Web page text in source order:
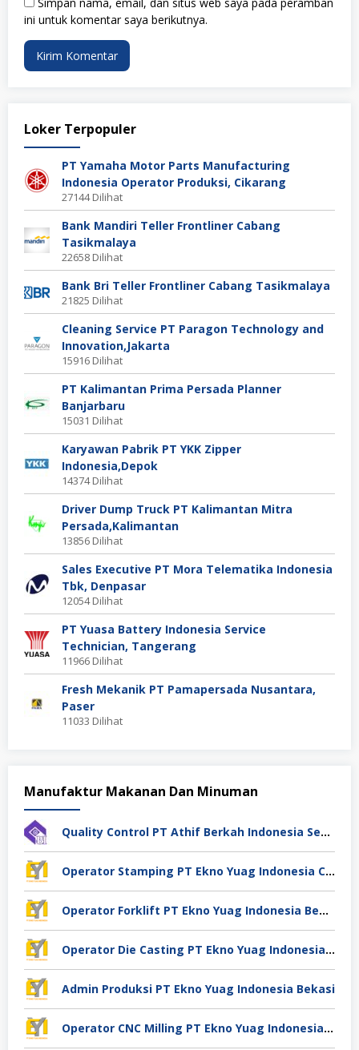
ini untuk komentar saya berikutnya.
Loker Terpopuler
PT Yamaha Motor Parts Manufacturing
Indonesia Operator Produksi, Cikarang
27144 Dilihat
Bank Mandiri Teller Frontliner Cabang
Tasikmalaya
22658 Dilihat
Bank Bri Teller Frontliner Cabang Tasikmalaya
21825 Dilihat
Cleaning Service PT Paragon Technology and
Innovation,Jakarta
15916 Dilihat
PT Kalimantan Prima Persada Planner
Banjarbaru
15031 Dilihat
Karyawan Pabrik PT YKK Zipper
Indonesia,Depok
14374 Dilihat
Driver Dump Truck PT Kalimantan Mitra
Persada,Kalimantan
13856 Dilihat
Sales Executive PT Mora Telematika Indonesia
Tbk, Denpasar
12054 Dilihat
PT Yuasa Battery Indonesia Service
Technician, Tangerang
11966 Dilihat
Fresh Mekanik PT Pamapersada Nusantara,
Paser
11033 Dilihat
Manufaktur Makanan Dan Minuman
Quality Control PT Athif Berkah Indonesia Semarang
Operator Stamping PT Ekno Yuag Indonesia Cikarang
Operator Forklift PT Ekno Yuag Indonesia Bekasi
Operator Die Casting PT Ekno Yuag Indonesia Bekasi
Admin Produksi PT Ekno Yuag Indonesia Bekasi
Operator CNC Milling PT Ekno Yuag Indonesia Bekasi